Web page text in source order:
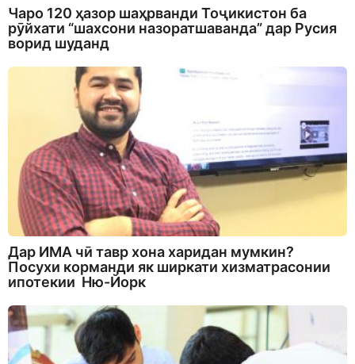
Чаро 120 ҳазор шаҳрванди Тоҷикистон ба
рӯйхати “шахсони назоратшаванда” дар Русия
ворид шуданд
Дар ИМА чӣ тавр хона харидан мумкин?
Посухи корманди як ширкати хизматрасонии
ипотекии Ню-Йорк